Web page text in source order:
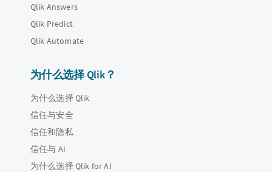
Qlik Answers
Qlik Predict
Qlik Automate
为什么选择 Qlik？
为什么选择 Qlik
信任与安全
信任和隐私
信任与 AI
为什么选择 Qlik for AI